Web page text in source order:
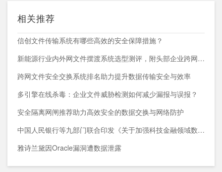
相关推荐
信创文件传输系统有哪些高效的安全保障措施？
新能源行业内外网文件摆渡系统选型测评，附头部企业跨网部署案例
跨网文件安全交换系统排名助力提升数据传输安全与效率
多引擎在线杀毒：企业文件威胁检测如何减少漏报与误报？
安全隔离网闸推荐助力高效安全的数据交换与网络防护
中国人民银行等九部门联合印发《关于加强科技金融领域数据开发利用的通知》
雅诗兰黛因Oracle漏洞遭数据泄露